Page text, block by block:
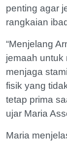
penting agar
rangkaian
“Menjelang
jemaah untuk
menjaga
fisik yang
tetap prima
ujar Maria
Maria